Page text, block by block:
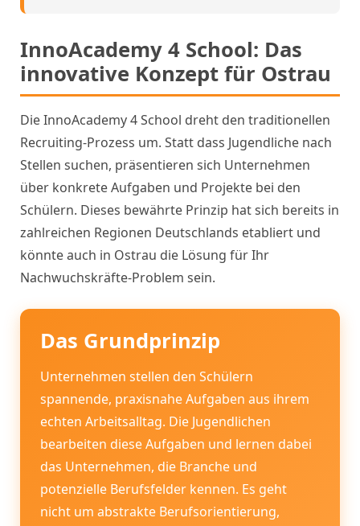
InnoAcademy 4 School: Das
innovative Konzept für Ostrau
Die InnoAcademy 4 School dreht den traditionellen
Recruiting-Prozess um. Statt dass Jugendliche nach
Stellen suchen, präsentieren sich Unternehmen
über konkrete Aufgaben und Projekte bei den
Schülern. Dieses bewährte Prinzip hat sich bereits in
zahlreichen Regionen Deutschlands etabliert und
könnte auch in Ostrau die Lösung für Ihr
Nachwuchskräfte-Problem sein.
Das Grundprinzip
Unternehmen stellen den Schülern
spannende, praxisnahe Aufgaben aus ihrem
echten Arbeitsalltag. Die Jugendlichen
bearbeiten diese Aufgaben und lernen dabei
das Unternehmen, die Branche und
potenzielle Berufsfelder kennen. Es geht
nicht um abstrakte Berufsorientierung,